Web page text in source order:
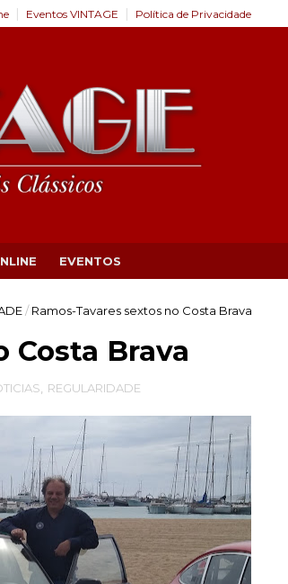
Eventos VINTAGE Política de Privacidade
EVENTOS
/ Ramos-Tavares sextos no Costa Brava
Costa Brava
REGULARIDADE